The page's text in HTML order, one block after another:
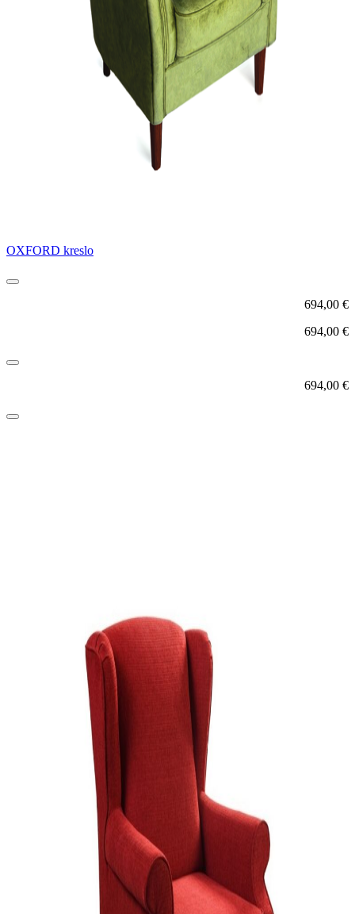
OXFORD kreslo
694,00 €
694,00 €
694,00 €